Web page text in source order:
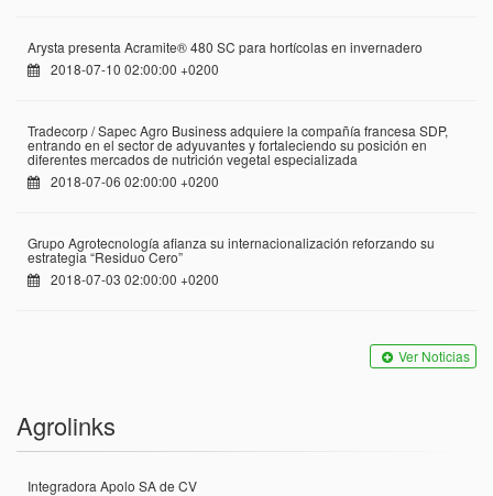
Arysta presenta Acramite® 480 SC para hortícolas en invernadero
2018-07-10 02:00:00 +0200
Tradecorp / Sapec Agro Business adquiere la compañía francesa SDP,
entrando en el sector de adyuvantes y fortaleciendo su posición en
diferentes mercados de nutrición vegetal especializada
2018-07-06 02:00:00 +0200
Grupo Agrotecnología afianza su internacionalización reforzando su
estrategia “Residuo Cero”
2018-07-03 02:00:00 +0200
Ver Noticias
Agrolinks
Integradora Apolo SA de CV